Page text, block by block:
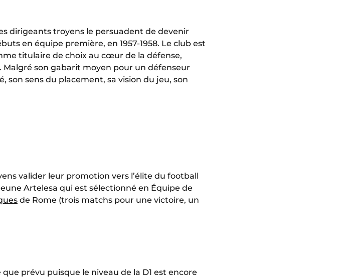
dirigeants troyens le persuadent de devenir
en équipe première, en 1957-1958. Le club est
titulaire de choix au cœur de la défense,
son gabarit moyen pour un défenseur
son sens du placement, sa vision du jeu, son
valider leur promotion vers l’élite du football
Artelesa qui est sélectionné en Équipe de
de Rome (trois matchs pour une victoire, un
que prévu puisque le niveau de la D1 est encore